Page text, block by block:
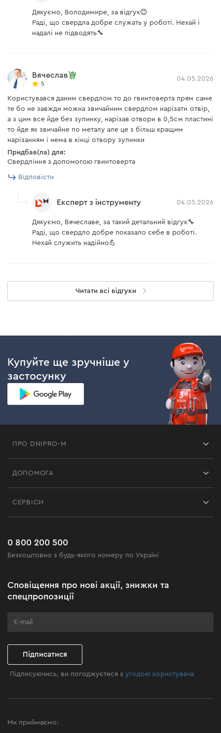
Дякуємо, Володимире, за відгук😊
Раді, що свердла добре служать у роботі. Нехай і
надалі не підводять🔧
Вячеслав
5
04.05.2026
Користувався даним свердлом то до гвинтоверта прям саме
те бо не завжди можна звичайним свердлом нарізати отвір,
а з цим все йде без зупинку, нарізав отвори в 0,5см пластині
то йде як звичайне по металу але це з більш кращим
нарізанням і нема в кінці отвору зупинки
Придбав(ла) для:
Свердління з допомогою гвинтоверта
Відповісти
Експерт з інструменту 04.05.2026
Дякуємо, Вячеславе, за такий детальний відгук🔧
Раді, що свердло добре показало себе в роботі.
Нехай служить надійно💪
Читати всі відгуки
Купуйте ще зручніше у
застосунку
ПРО DNIPRO-M
Чорна п'ятниця
Клуб майстерності
ДОПОМОГА
Поширені запитання
СЕРВІСИ
0 800 200 500
Безкоштовно з будь-якого номеру по Україні
Сповіщення про нові акції, знижки та
спецпропозиції
Підписатися
Підписуючись, ви погоджуєтеся зугодою користувача
Ми приймаємо: